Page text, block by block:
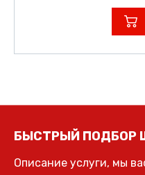
БЫСТРЫЙ ПОДБОР
Описание услуги, мы